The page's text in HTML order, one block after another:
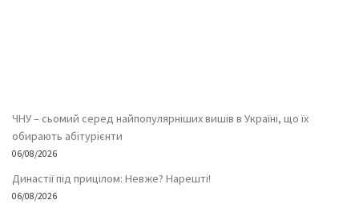
ЧНУ – сьомий серед найпопулярніших вишів в Україні, що їх
обирають абітурієнти
06/08/2026
Династії під прицілом: Невже? Нарешті!
06/08/2026